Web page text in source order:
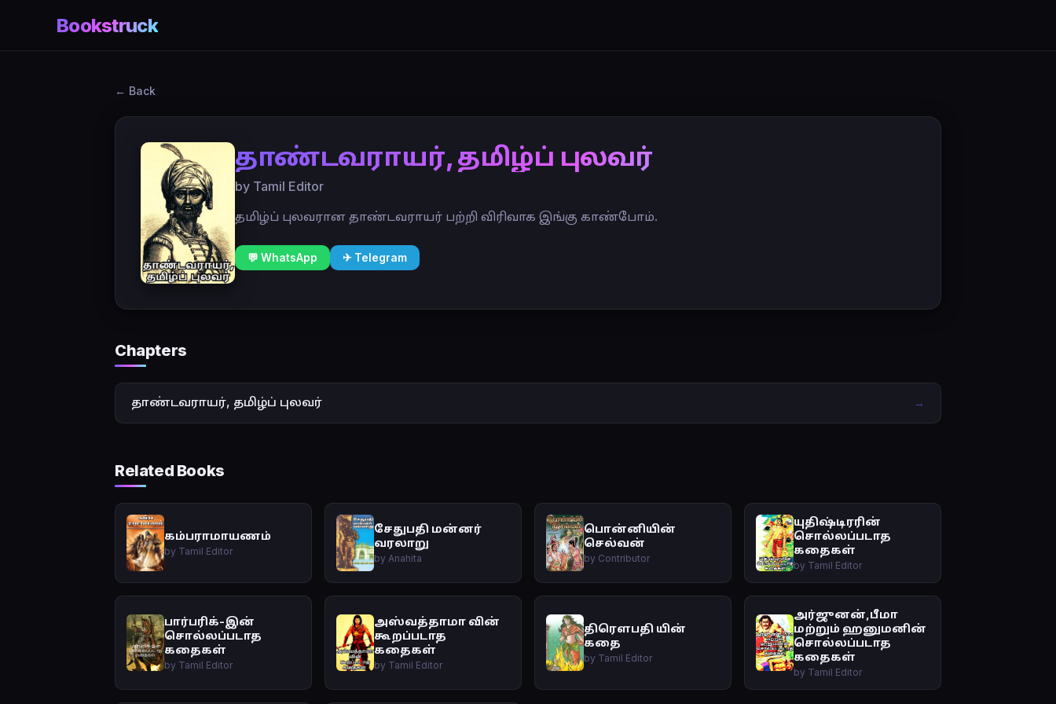
Bookstruck
← Back
தாண்டவராயர், தமிழ்ப் புலவர்
by Tamil Editor
தமிழ்ப் புலவரான தாண்டவராயர் பற்றி விரிவாக இங்கு காண்போம்.
💬 WhatsApp ✈ Telegram
Chapters
தாண்டவராயர், தமிழ்ப் புலவர் →
Related Books
கம்பராமாயணம்
by Tamil Editor
சேதுபதி மன்னர்
வரலாறு
by Anahita
பொன்னியின்
செல்வன்
by Contributor
யுதிஷ்டிரரின்
சொல்லப்படாத
கதைகள்
by Tamil Editor
பார்பரிக்-இன்
சொல்லப்படாத
கதைகள்
by Tamil Editor
அஸ்வத்தாமா வின்
கூறப்படாத
கதைகள்
by Tamil Editor
திரௌபதி யின்
கதை
by Tamil Editor
அர்ஜுனன்,பீமா
மற்றும் ஹனுமனின்
சொல்லப்படாத
கதைகள்
by Tamil Editor